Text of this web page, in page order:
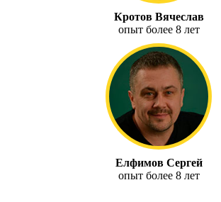
Кротов Вячеслав
опыт более 8 лет
Елфимов Сергей
опыт более 8 лет